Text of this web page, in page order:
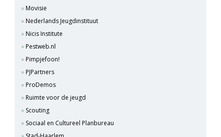
Movisie
Nederlands Jeugdinstituut
Nicis Institute
Pestweb.nl
Pimpjefoon!
PJPartners
ProDemos
Ruimte voor de jeugd
Scouting
Sociaal en Cultureel Planbureau